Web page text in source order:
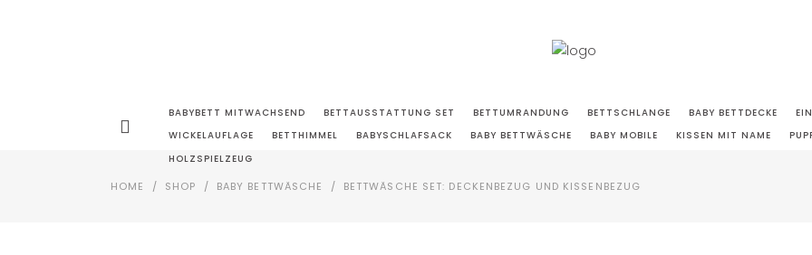
BABYBETT MITWACHSEND BETTAUSSTATTUNG SET BETTUMRANDUNG BETTSCHLANGE BABY BETTDECKE
WICKELAUFLAGE
BETTHIMMEL BABYSCHLAFSACK BABY BETTWÄSCHE BABY MOBILE KISSEN MIT NAME
HOLZSPIELZEUG
HOME / SHOP / BABY BETTWÄSCHE / BETTWÄSCHE SET: DECKENBEZUG UND KISSENBEZUG